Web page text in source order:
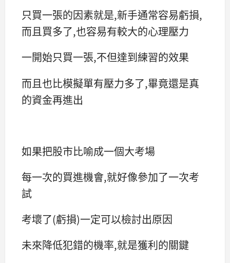
只買一張的因素就是,新手通常容易虧損,
而且買多了,也容易有較大的心理壓力
一開始只買一張,不但達到練習的效果
而且也比模擬單有壓力多了,畢竟還是真
的資金再進出
如果把股市比喻成一個大考場
每一次的買進機會,就好像參加了一次考
試
考壞了(虧損)一定可以檢討出原因
未來降低犯錯的機率,就是獲利的關鍵